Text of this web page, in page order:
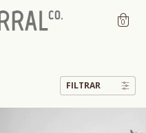
0
FILTRAR